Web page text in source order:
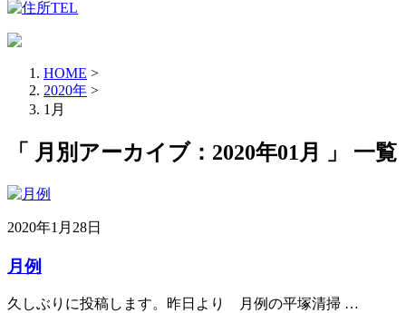
HOME >
2020年 >
1月
「 月別アーカイブ：2020年01月 」 一覧
2020年1月28日
月例
久しぶりに投稿します。昨日より 月例の平塚清掃 …